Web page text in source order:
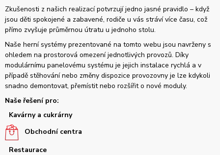
Zkušenosti z našich realizací potvrzují jedno jasné pravidlo – když
jsou děti spokojené a zabavené, rodiče u vás stráví více času, což
přímo zvyšuje průměrnou útratu u jednoho stolu.
Naše herní systémy prezentované na tomto webu jsou navrženy s
ohledem na prostorová omezení jednotlivých provozů. Díky
modulárnímu panelovému systému je jejich instalace rychlá a v
případě stěhování nebo změny dispozice provozovny je lze kdykoli
snadno demontovat, přemístit nebo rozšířit o nové moduly.
Naše řešení pro:
Kavárny a cukrárny
Obchodní centra
Restaurace